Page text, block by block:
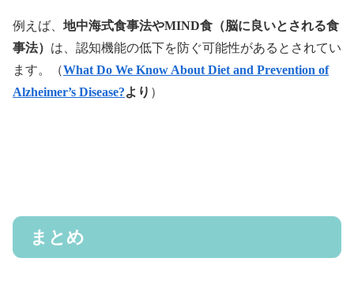
例えば、 地中海式食事法やMIND食（脳に良いとされる食
事法） は、認知機能の低下を防ぐ可能性があるとされてい
ます。（What Do We Know About Diet and Prevention of
Alzheimer’s Disease?より ）
まとめ